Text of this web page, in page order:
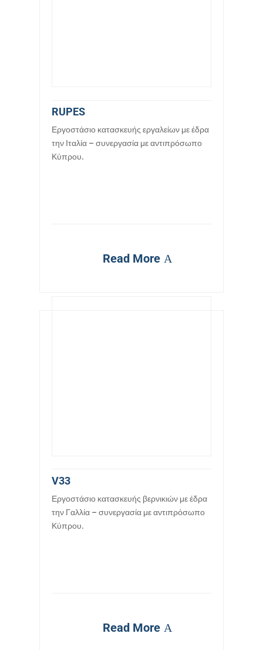
RUPES
Εργοστάσιο κατασκευής εργαλείων με έδρα
την Ιταλία – συνεργασία με αντιπρόσωπο
Κύπρου.
Read More
V33
Εργοστάσιο κατασκευής βερνικιών με έδρα
την Γαλλία – συνεργασία με αντιπρόσωπο
Κύπρου.
Read More